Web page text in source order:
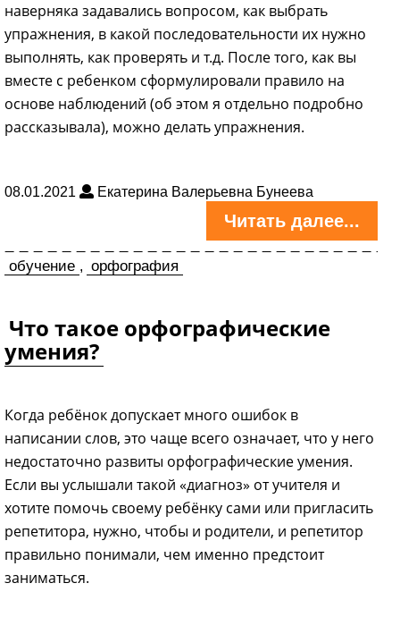
наверняка задавались вопросом, как выбрать
упражнения, в какой последовательности их нужно
выполнять, как проверять и т.д. После того, как вы
вместе с ребенком сформулировали правило на
основе наблюдений (об этом я отдельно подробно
рассказывала), можно делать упражнения.
08.01.2021 Екатерина Валерьевна Бунеева
Читать далее...
обучение , орфография
Что такое орфографические
умения?
Когда ребёнок допускает много ошибок в
написании слов, это чаще всего означает, что у него
недостаточно развиты орфографические умения.
Если вы услышали такой «диагноз» от учителя и
хотите помочь своему ребёнку сами или пригласить
репетитора, нужно, чтобы и родители, и репетитор
правильно понимали, чем именно предстоит
заниматься.